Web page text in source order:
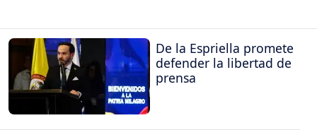
De la Espriella promete
defender la libertad de
prensa